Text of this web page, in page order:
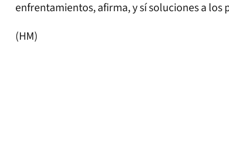
enfrentamientos, afirma, y sí soluciones a los
(HM)